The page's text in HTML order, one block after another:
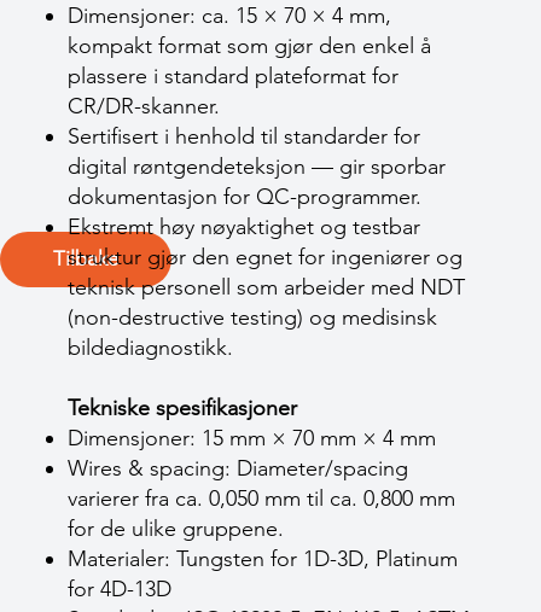
Tilbake
Dimensjoner: ca. 15 × 70 × 4 mm,
kompakt format som gjør den enkel å
plassere i standard plateformat for
CR/DR-skanner.
Sertifisert i henhold til standarder for
digital røntgendeteksjon — gir sporbar
dokumentasjon for QC-programmer.
Ekstremt høy nøyaktighet og testbar
struktur gjør den egnet for ingeniører og
teknisk personell som arbeider med NDT
(non-destructive testing) og medisinsk
bildediagnostikk.
Tekniske spesifikasjoner
Dimensjoner: 15 mm × 70 mm × 4 mm
Wires & spacing: Diameter/spacing
varierer fra ca. 0,050 mm til ca. 0,800 mm
for de ulike gruppene.
Materialer: Tungsten for 1D-3D, Platinum
for 4D-13D